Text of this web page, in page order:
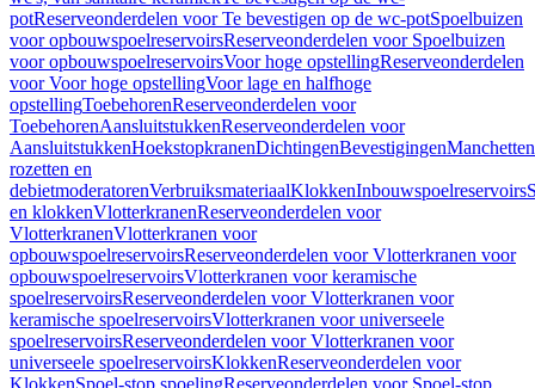
potReserveonderdelen voor Te bevestigen op de wc-potSpoelbuizen
voor opbouwspoelreservoirsReserveonderdelen voor Spoelbuizen
voor opbouwspoelreservoirsVoor hoge opstellingReserveonderdelen
voor Voor hoge opstellingVoor lage en halfhoge
opstellingToebehorenReserveonderdelen voor
ToebehorenAansluitstukkenReserveonderdelen voor
AansluitstukkenHoekstopkranenDichtingenBevestigingenManchetten
rozetten en
debietmoderatorenVerbruiksmateriaalKlokkenInbouwspoelreservoirs
en klokkenVlotterkranenReserveonderdelen voor
VlotterkranenVlotterkranen voor
opbouwspoelreservoirsReserveonderdelen voor Vlotterkranen voor
opbouwspoelreservoirsVlotterkranen voor keramische
spoelreservoirsReserveonderdelen voor Vlotterkranen voor
keramische spoelreservoirsVlotterkranen voor universeele
spoelreservoirsReserveonderdelen voor Vlotterkranen voor
universeele spoelreservoirsKlokkenReserveonderdelen voor
KlokkenSpoel-stop spoelingReserveonderdelen voor Spoel-stop